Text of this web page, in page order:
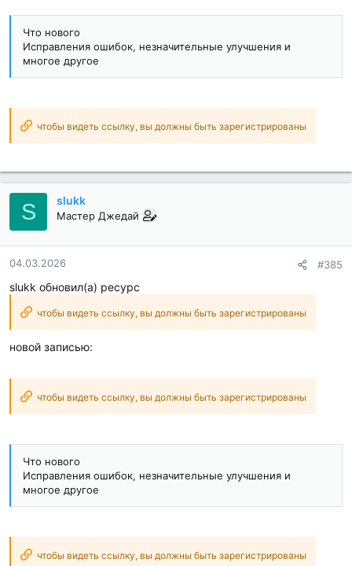
Что нового
Исправления ошибок, незначительные улучшения и
многое другое
чтобы видеть ссылку, вы должны быть зарегистрированы
S slukk
Мастер Джедай
04.03.2026 #385
slukk обновил(а) ресурс
чтобы видеть ссылку, вы должны быть зарегистрированы
новой записью:
чтобы видеть ссылку, вы должны быть зарегистрированы
Что нового
Исправления ошибок, незначительные улучшения и
многое другое
чтобы видеть ссылку, вы должны быть зарегистрированы